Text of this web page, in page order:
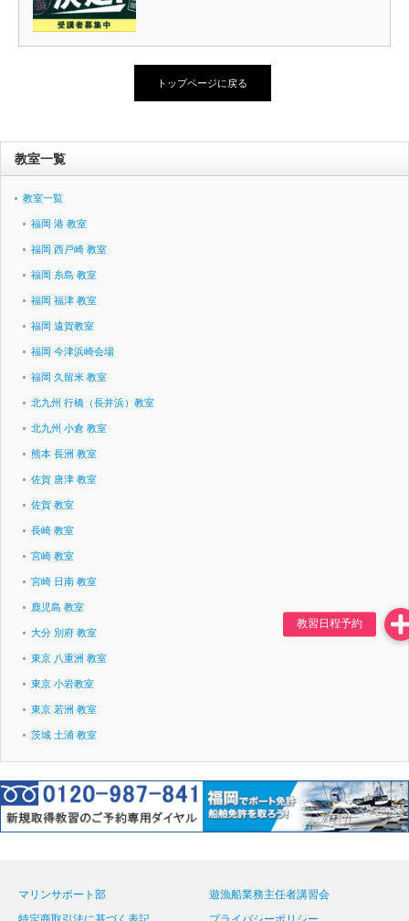
トップページに戻る
教室一覧
教室一覧
福岡 港 教室
福岡 西戸崎 教室
福岡 糸島 教室
福岡 福津 教室
福岡 遠賀教室
福岡 今津浜崎会場
福岡 久留米 教室
北九州 行橋（長井浜）教室
北九州 小倉 教室
熊本 長洲 教室
佐賀 唐津 教室
佐賀 教室
長崎 教室
宮崎 教室
宮崎 日南 教室
鹿児島 教室
大分 別府 教室
東京 八重洲 教室
東京 小岩教室
東京 若洲 教室
茨城 土浦 教室
マリンサポート部
遊漁船業務主任者講習会